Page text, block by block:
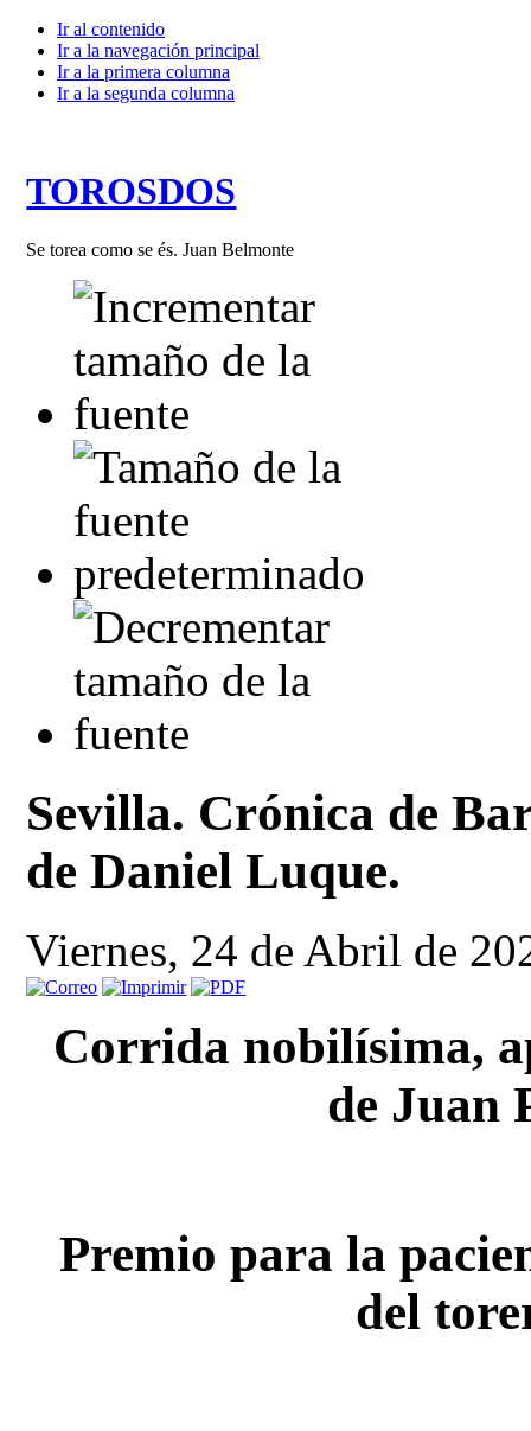
Ir al contenido
Ir a la navegación principal
Ir a la primera columna
Ir a la segunda columna
TOROSDOS
Se torea como se és. Juan Belmonte
Sevilla. Crónica de
de Daniel Luque.
Viernes, 24 de Abril de
Corrida nobilísima,
de Juan
Premio para la
del